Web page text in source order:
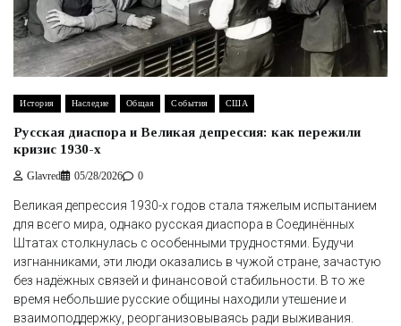
История Наследие Общая События США
Русская диаспора и Великая депрессия: как пережили
кризис 1930-х
Glavred 05/28/2026 0
Великая депрессия 1930-х годов стала тяжелым испытанием
для всего мира, однако русская диаспора в Соединённых
Штатах столкнулась с особенными трудностями. Будучи
изгнанниками, эти люди оказались в чужой стране, зачастую
без надёжных связей и финансовой стабильности. В то же
время небольшие русские общины находили утешение и
взаимоподдержку, реорганизовываясь ради выживания.